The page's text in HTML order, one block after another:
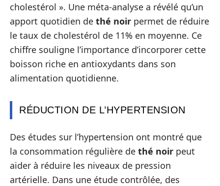
cholestérol ». Une méta-analyse a révélé qu’un
apport quotidien de thé noir permet de réduire
le taux de cholestérol de 11% en moyenne. Ce
chiffre souligne l’importance d’incorporer cette
boisson riche en antioxydants dans son
alimentation quotidienne.
RÉDUCTION DE L’HYPERTENSION
Des études sur l’hypertension ont montré que
la consommation régulière de thé noir peut
aider à réduire les niveaux de pression
artérielle. Dans une étude contrôlée, des